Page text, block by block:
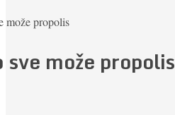
može propolis
sve može propolis